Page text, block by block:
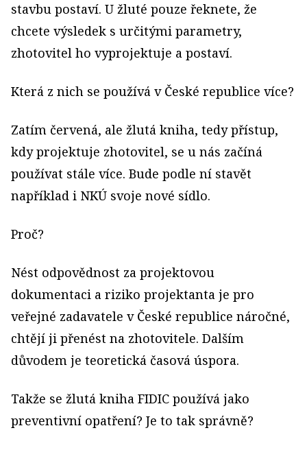
stavbu postaví. U žluté pouze řeknete, že
chcete výsledek s určitými parametry,
zhotovitel ho vyprojektuje a postaví.
Která z nich se používá v České republice více?
Zatím červená, ale žlutá kniha, tedy přístup,
kdy projektuje zhotovitel, se u nás začíná
používat stále více. Bude podle ní stavět
například i NKÚ svoje nové sídlo.
Proč?
Nést odpovědnost za projektovou
dokumentaci a riziko projektanta je pro
veřejné zadavatele v České republice náročné,
chtějí ji přenést na zhotovitele. Dalším
důvodem je teoretická časová úspora.
Takže se žlutá kniha FIDIC používá jako
preventivní opatření? Je to tak správně?